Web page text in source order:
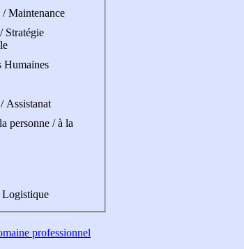
Maintenance
Stratégie
Humaines
Assistanat
personne / à la
Logistique
professionnel